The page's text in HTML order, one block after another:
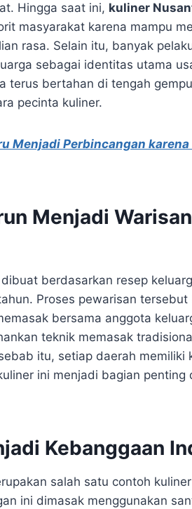
Hingga saat ini, kuliner
masyarakat karena mampu
rasa. Selain itu, banyak
sebagai identitas utama
terus bertahan di tengah
pecinta kuliner.
Menjadi Perbincangan
Menjadi
berdasarkan resep
Proses pewarisan
bersama anggota
teknik memasak
itu, setiap daerah memiliki
ini menjadi bagian penting
Kebanggaan
salah satu contoh
ini dimasak menggunakan